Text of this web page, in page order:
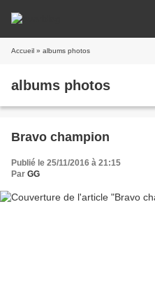
Accueil » albums photos
albums photos
Bravo champion
Publié le 25/11/2016 à 21:15
Par GG